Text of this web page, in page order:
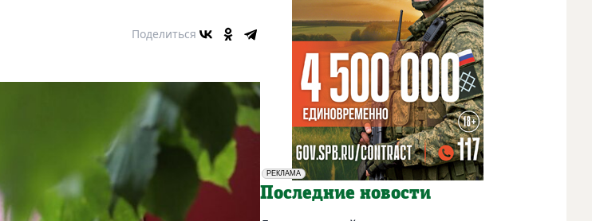
Поделиться
РЕКЛАМА
Социальная реклама
Последние новости